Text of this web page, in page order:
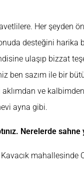
Her şeyden
desteğini harika
ulaşıp bizzat
ben sazım ile bir
ve
ayna gibi.
Nerelerde sahne
mahallesinde